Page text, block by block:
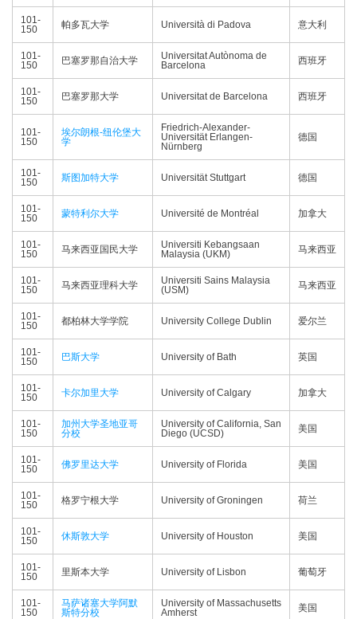
101-
150
帕多瓦大学 Università di Padova 意大利
101-
150
巴塞罗那自治大学
Universitat Autònoma de
Barcelona
西班牙
101-
150
巴塞罗那大学 Universitat de Barcelona 西班牙
101-
150
埃尔朗根-纽伦堡大
学
Friedrich-Alexander-
Universität Erlangen-
Nürnberg
德国
101-
150
斯图加特大学 Universität Stuttgart 德国
101-
150
蒙特利尔大学 Université de Montréal 加拿大
101-
150
马来西亚国民大学
Universiti Kebangsaan
Malaysia (UKM)
马来西亚
101-
150
马来西亚理科大学
Universiti Sains Malaysia
(USM)
马来西亚
101-
150
都柏林大学学院 University College Dublin 爱尔兰
101-
150
巴斯大学 University of Bath 英国
101-
150
卡尔加里大学 University of Calgary 加拿大
101-
150
加州大学圣地亚哥
分校
University of California, San
Diego (UCSD)
美国
101-
150
佛罗里达大学 University of Florida 美国
101-
150
格罗宁根大学 University of Groningen 荷兰
101-
150
休斯敦大学 University of Houston 美国
101-
150
里斯本大学 University of Lisbon 葡萄牙
101-
150
马萨诸塞大学阿默
斯特分校
University of Massachusetts
Amherst
美国